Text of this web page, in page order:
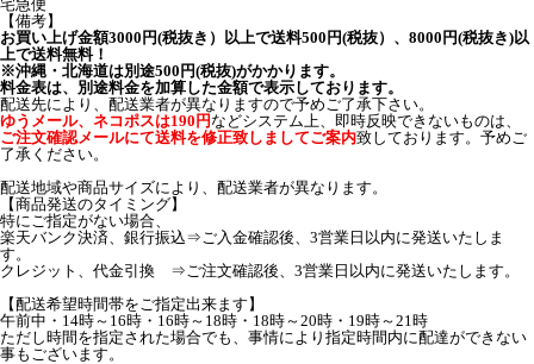
宅急便
【備考】
お買い上げ金額3000円(税抜き）以上で送料500円(税抜）、8000円(税抜き)以
上で送料無料！
※沖縄・北海道は別途500円(税抜)がかかります。
料金表は、別途料金を加算した金額で表示しております。
配送先により、配送業者が異なりますので予めご了承下さい。
ゆうメール、ネコポスは190円などシステム上、即時反映できないものは、
ご注文確認メールにて送料を修正致しましてご案内致しております。予めご
了承ください。
配送地域や商品サイズにより、配送業者が異なります。
【商品発送のタイミング】
特にご指定がない場合、
楽天バンク決済、銀行振込⇒ご入金確認後、3営業日以内に発送いたしま
す。
クレジット、代金引換 ⇒ご注文確認後、3営業日以内に発送いたします。
【配送希望時間帯をご指定出来ます】
午前中・14時～16時・16時～18時・18時～20時・19時～21時
ただし時間を指定された場合でも、事情により指定時間内に配達ができない
事もございます。